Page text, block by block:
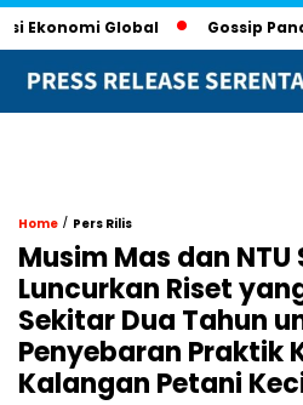
Global Gossip Panas!
Home / Pers Rilis
Musim Mas dan
Luncurkan Riset
Sekitar Dua Tahun
Penyebaran Praktik
Kalangan Petani